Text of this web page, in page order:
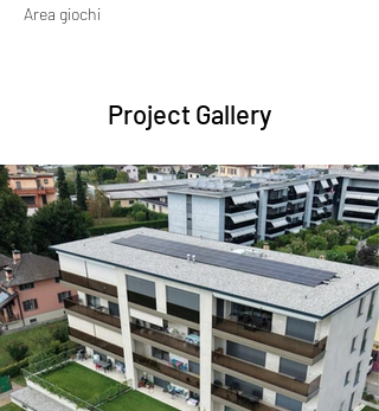
Area giochi
Project Gallery